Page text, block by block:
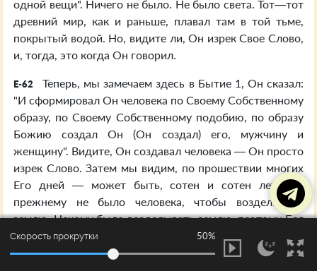
одной вещи". Ничего не было. Не было света. Тот—тот
древний мир, как и раньше, плавал там в той тьме,
покрытый водой. Но, видите ли, Он изрек Свое Слово,
и, тогда, это когда Он говорил.
E-62
Теперь, мы замечаем здесь в Бытие 1, Он сказал:
"И сформировал Он человека по Своему Собственному
образу, по Своему Собственному подобию, по образу
Божию создал Он (Он создал) его, мужчину и
женщину". Видите, Он создавал человека — Он просто
изрек Слово. Затем мы видим, по прошествии многих
Его дней — может быть, сотен и сотен лет, по-
прежнему не было человека, чтобы возделывать
землю. Некому было возделывать землю, поэтому Бог
тогда из праха земного сформировал человека.
Видите, Он изрек Слово, и, следовательно, Слово
Скорость прокрутки 50%